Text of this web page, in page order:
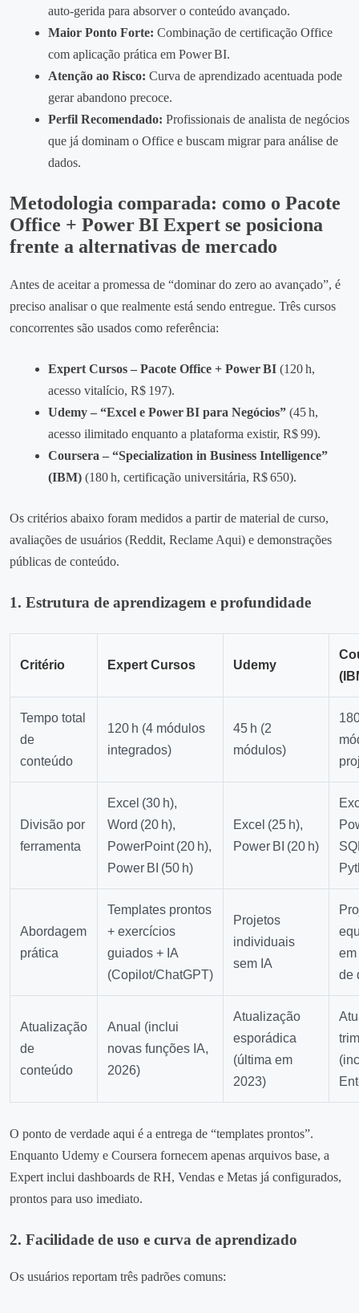
auto‑gerida para absorver o conteúdo avançado.
Maior Ponto Forte: Combinação de certificação Office
com aplicação prática em Power BI.
Atenção ao Risco: Curva de aprendizado acentuada pode
gerar abandono precoce.
Perfil Recomendado: Profissionais de analista de negócios
que já dominam o Office e buscam migrar para análise de
dados.
Metodologia comparada: como o Pacote
Office + Power BI Expert se posiciona
frente a alternativas de mercado
Antes de aceitar a promessa de “dominar do zero ao avançado”, é
preciso analisar o que realmente está sendo entregue. Três cursos
concorrentes são usados como referência:
Expert Cursos – Pacote Office + Power BI (120 h,
acesso vitalício, R$ 197).
Udemy – “Excel e Power BI para Negócios” (45 h,
acesso ilimitado enquanto a plataforma existir, R$ 99).
Coursera – “Specialization in Business Intelligence”
(IBM) (180 h, certificação universitária, R$ 650).
Os critérios abaixo foram medidos a partir de material de curso,
avaliações de usuários (Reddit, Reclame Aqui) e demonstrações
públicas de conteúdo.
1. Estrutura de aprendizagem e profundidade
Critério Expert Cursos Udemy
Tempo total
de
conteúdo
120 h (4 módulos
integrados)
45 h (2
módulos)
Divisão por
ferramenta
Excel (30 h),
Word (20 h),
PowerPoint (20 h),
Power BI (50 h)
Excel (25 h),
Power BI (20 h)
Abordagem
prática
Templates prontos
+ exercícios
guiados + IA
(Copilot/ChatGPT)
Projetos
individuais
sem IA
de
Atualização
de
conteúdo
Anual (inclui
novas funções IA,
2026)
Atualização
esporádica
(última em
2023)
O ponto de verdade aqui é a entrega de “templates prontos”.
Enquanto Udemy e Coursera fornecem apenas arquivos base, a
Expert inclui dashboards de RH, Vendas e Metas já configurados,
prontos para uso imediato.
2. Facilidade de uso e curva de aprendizado
Os usuários reportam três padrões comuns: